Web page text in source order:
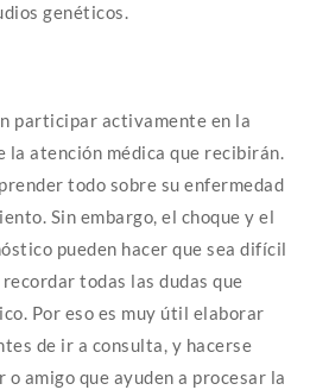
genéticos.
participar activamente en la
la atención médica que recibirán.
todo sobre su enfermedad
Sin embargo, el choque y el
pueden hacer que sea difícil
todas las dudas que
Por eso es muy útil elaborar
de ir a consulta, y hacerse
amigo que ayuden a procesar la